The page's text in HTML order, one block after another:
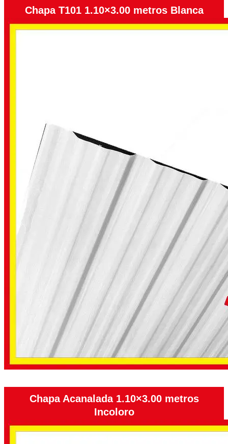
Chapa T101 1.10×3.00 metros Blanca
Chapa Acanalada 1.10×3.00 metros
Incoloro